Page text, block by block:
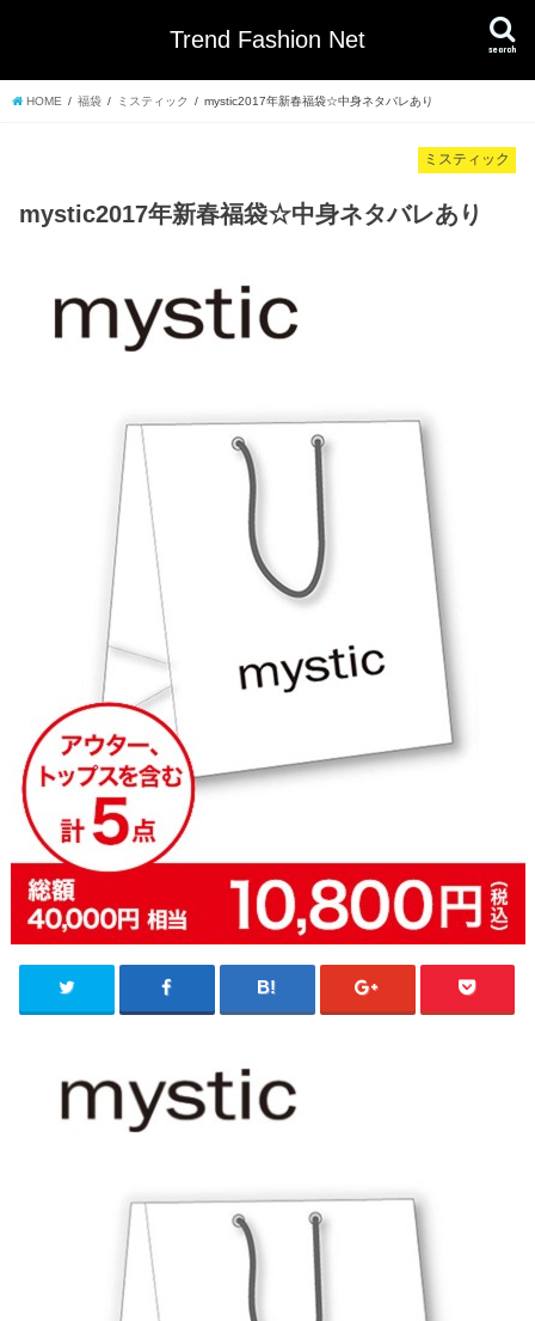
Trend Fashion Net search
HOME 福袋 ミスティック mystic2017年新春福袋☆中身ネタバレあり
ミスティック
mystic2017年新春福袋☆中身ネタバレあり